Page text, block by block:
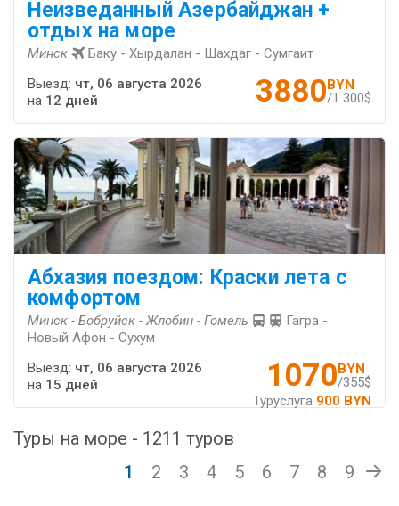
Неизведанный Азербайджан +
отдых на море
Минск Баку - Хырдалан - Шахдаг - Сумгаит
3880BYN
/1 300$
Выезд: чт, 06 августа 2026
на 12 дней
Абхазия поездом: Краски лета с
комфортом
Минск - Бобруйск - Жлобин - Гомель
Гагра -
Новый Афон - Сухум
1070BYN
/355$
Туруслуга 900 BYN
Выезд: чт, 06 августа 2026
на 15 дней
Туры на море - 1211 туров
1
2 3 4 5 6 7 8 9